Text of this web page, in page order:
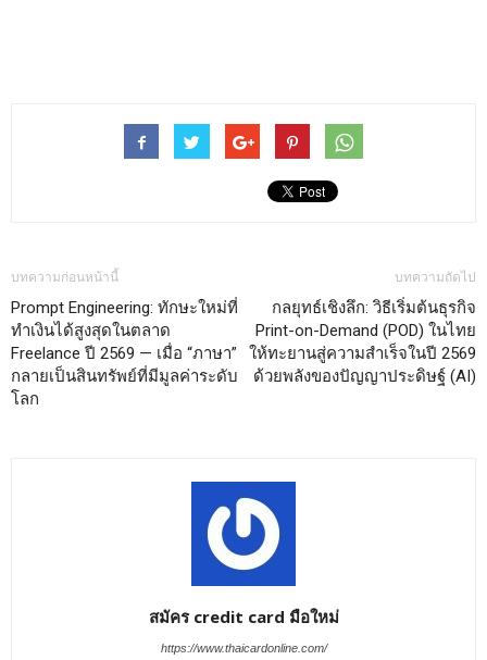
บทความก่อนหน้านี้
Prompt Engineering: ทักษะใหม่ที่
ทำเงินได้สูงสุดในตลาด
Freelance ปี 2569 — เมื่อ “ภาษา”
กลายเป็นสินทรัพย์ที่มีมูลค่าระดับ
โลก
บทความถัดไป
กลยุทธ์เชิงลึก: วิธีเริ่มต้นธุรกิจ
Print-on-Demand (POD) ในไทย
ให้ทะยานสู่ความสำเร็จในปี 2569
ด้วยพลังของปัญญาประดิษฐ์ (AI)
สมัคร credit card มือใหม่
https://www.thaicardonline.com/